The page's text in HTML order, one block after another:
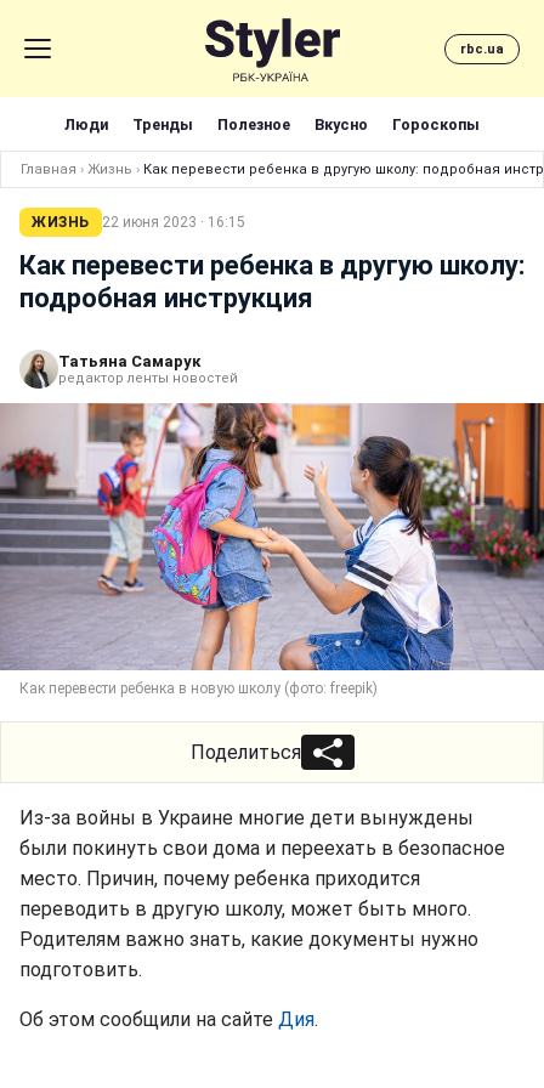
rbc.ua
Люди Тренды Полезное Вкусно Гороскопы
Главная › Жизнь › Как перевести ребенка в другую школу: подробная
ЖИЗНЬ 22 июня 2023 · 16:15
Как перевести ребенка в другую школу:
подробная инструкция
Татьяна Самарук
редактор ленты новостей
Как перевести ребенка в новую школу (фото: freepik)
Поделиться
Из-за войны в Украине многие дети вынуждены
были покинуть свои дома и переехать в безопасное
место. Причин, почему ребенка приходится
переводить в другую школу, может быть много.
Родителям важно знать, какие документы нужно
подготовить.
Об этом сообщили на сайте Дия.